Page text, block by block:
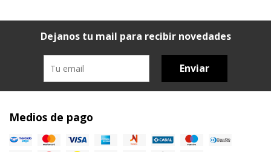
Dejanos tu mail para recibir novedades
Enviar
Medios de pago